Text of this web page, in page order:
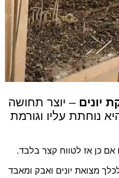
יונים – יוצר תחושה
נוחתת עליו וגורמת
אם כן אז לטווח קצר בלבד.
מצואת יונים ואבק ומאבד